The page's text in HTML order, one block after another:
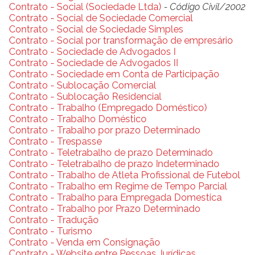
Contrato - Social (Sociedade Ltda) - Código Civil/2002
Contrato - Social de Sociedade Comercial
Contrato - Social de Sociedade Simples
Contrato - Social por transformação de empresário
Contrato - Sociedade de Advogados I
Contrato - Sociedade de Advogados II
Contrato - Sociedade em Conta de Participação
Contrato - Sublocação Comercial
Contrato - Sublocação Residencial
Contrato - Trabalho (Empregado Doméstico)
Contrato - Trabalho Doméstico
Contrato - Trabalho por prazo Determinado
Contrato - Trespasse
Contrato - Teletrabalho de prazo Determinado
Contrato - Teletrabalho de prazo Indeterminado
Contrato - Trabalho de Atleta Profissional de Futebol
Contrato - Trabalho em Regime de Tempo Parcial
Contrato - Trabalho para Empregada Domestica
Contrato - Trabalho por Prazo Determinado
Contrato - Tradução
Contrato - Turismo
Contrato - Venda em Consignação